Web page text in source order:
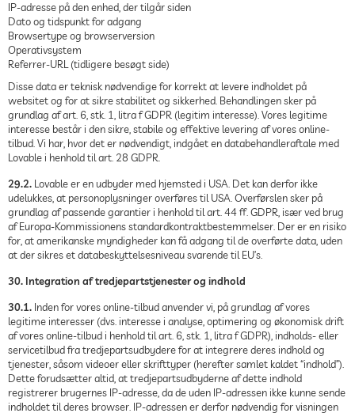
IP-adresse på den enhed, der tilgår siden
Dato og tidspunkt for adgang
Browsertype og browserversion
Operativsystem
Referrer-URL (tidligere besøgt side)
Disse data er teknisk nødvendige for korrekt at levere indholdet på
websitet og for at sikre stabilitet og sikkerhed. Behandlingen sker på
grundlag af art. 6, stk. 1, litra f GDPR (legitim interesse). Vores legitime
interesse består i den sikre, stabile og effektive levering af vores online-
tilbud. Vi har, hvor det er nødvendigt, indgået en databehandleraftale med
Lovable i henhold til art. 28 GDPR.
29.2. Lovable er en udbyder med hjemsted i USA. Det kan derfor ikke
udelukkes, at personoplysninger overføres til USA. Overførslen sker på
grundlag af passende garantier i henhold til art. 44 ff. GDPR, især ved brug
af Europa-Kommissionens standardkontraktbestemmelser. Der er en risiko
for, at amerikanske myndigheder kan få adgang til de overførte data, uden
at der sikres et databeskyttelsesniveau svarende til EU’s.
30. Integration af tredjepartstjenester og indhold
30.1. Inden for vores online-tilbud anvender vi, på grundlag af vores
legitime interesser (dvs. interesse i analyse, optimering og økonomisk drift
af vores online-tilbud i henhold til art. 6, stk. 1, litra f GDPR), indholds- eller
servicetilbud fra tredjepartsudbydere for at integrere deres indhold og
tjenester, såsom videoer eller skrifttyper (herefter samlet kaldet “indhold”).
Dette forudsætter altid, at tredjepartsudbyderne af dette indhold
registrerer brugernes IP-adresse, da de uden IP-adressen ikke kunne sende
indholdet til deres browser. IP-adressen er derfor nødvendig for visningen